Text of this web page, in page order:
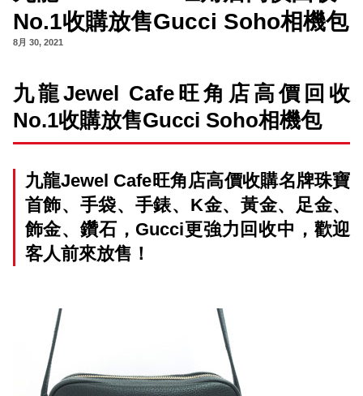
No.1收購放售Gucci Soho相機包
8月 30, 2021
九龍Jewel Cafe旺角店高價回收
No.1收購放售Gucci Soho相機包
九龍Jewel Cafe旺角店高價收購名牌珠寶
首飾、手袋、手錶、K金、黃金、足金、
飾金、鑽石，Gucci更強力回收中，歡迎
客人前來放售！